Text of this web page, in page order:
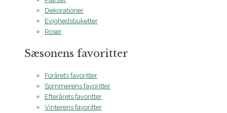
Dekorationer
Evighedsbuketter
Roser
Sæsonens favoritter
Forårets favoritter
Sommerens favoritter
Efterårets favoritter
Vinterens favoritter